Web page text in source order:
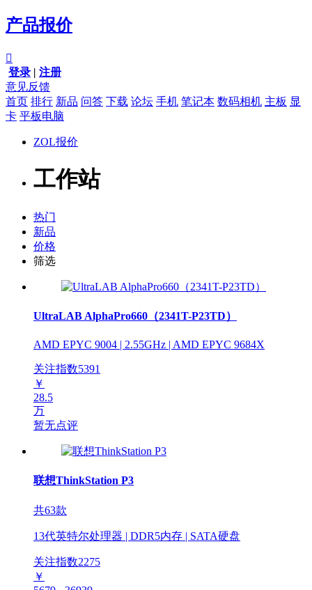
产品报价

登录 | 注册
意见反馈
首页 排行 新品 问答 下载 论坛 手机 笔记本 数码相机 主板 显
卡 平板电脑
ZOL报价
工作站
热门
新品
价格
筛选
UltraLAB AlphaPro660（2341T-P23TD）
AMD EPYC 9004 | 2.55GHz | AMD EPYC 9684X
关注指数5391
￥
28.5
万
暂无点评
联想ThinkStation P3
共63款
13代英特尔处理器 | DDR5内存 | SATA硬盘
关注指数2275
￥